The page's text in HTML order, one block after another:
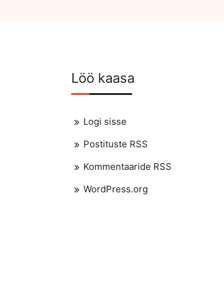
Löö kaasa
Logi sisse
Postituste RSS
Kommentaaride RSS
WordPress.org